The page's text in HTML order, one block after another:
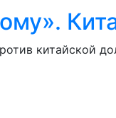
китайской